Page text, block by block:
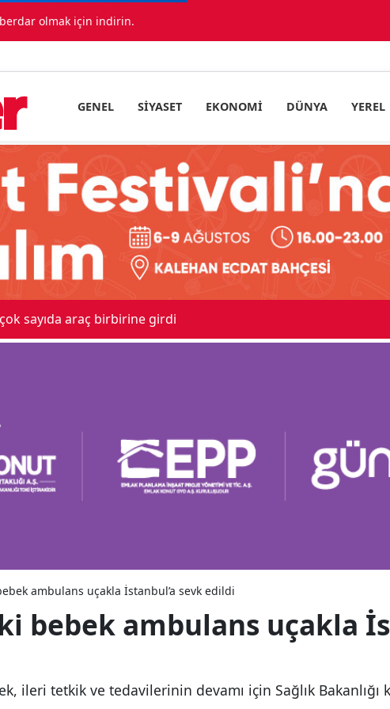
olmak için indirin.
GENEL SIYASET EKONOMI DÜNYA YEREL
sayıda araç birbirine girdi
ambulans uçakla İstanbul’a sevk edildi
bebek ambulans uçakla
ileri tetkik ve tedavilerinin devamı için Sağlık